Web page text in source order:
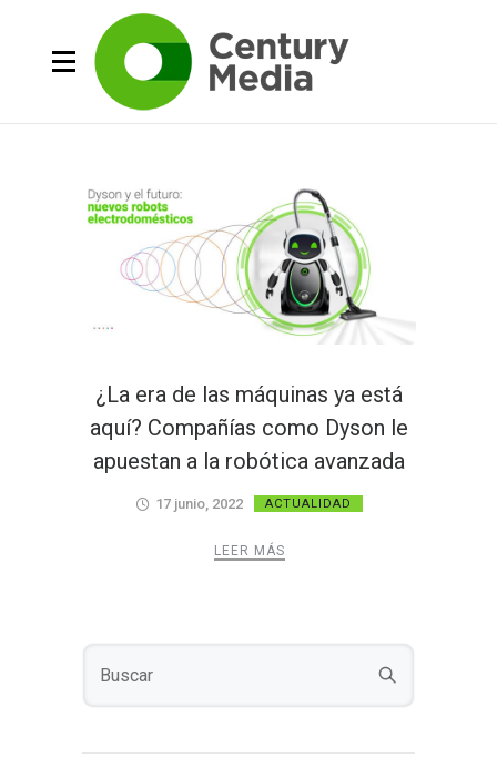
¿La era de las máquinas ya está
aquí? Compañías como Dyson le
apuestan a la robótica avanzada
17 junio, 2022 ACTUALIDAD
LEER MÁS